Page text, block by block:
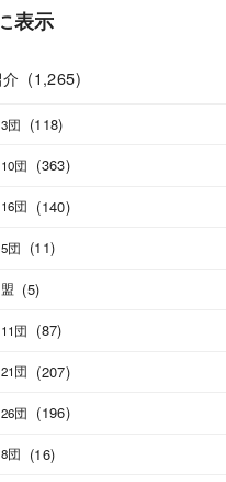
表示
(1,265)
団 (118)
団 (363)
団 (140)
団 (11)
(5)
団 (87)
団 (207)
団 (196)
団 (16)